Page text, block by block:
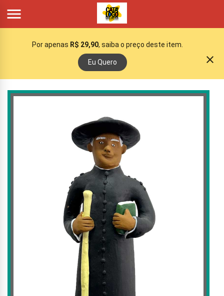

Por apenas R$ 29,90, saiba o preço deste item.
Eu Quero close